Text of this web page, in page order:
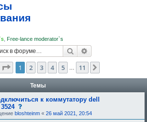
Free-lance moderator`s
Поиск
Страница из 11
1 2 3 4 5 11
Темы
к коммутатору dell
а
н
bloshteinm « 26 май 2021, 20:54